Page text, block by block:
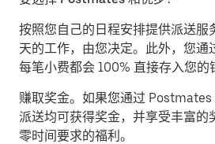
按照您自己的日程安排提供派送服
天的工作，由您决定。此外，您
每笔小费都会 100% 直接存入您的
赚取奖金。 如果您通过 Postmates
派送均可获得奖金，并享受丰富的
零时间要求的福利。